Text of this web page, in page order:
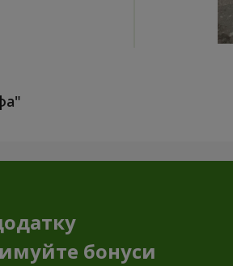
бонуси